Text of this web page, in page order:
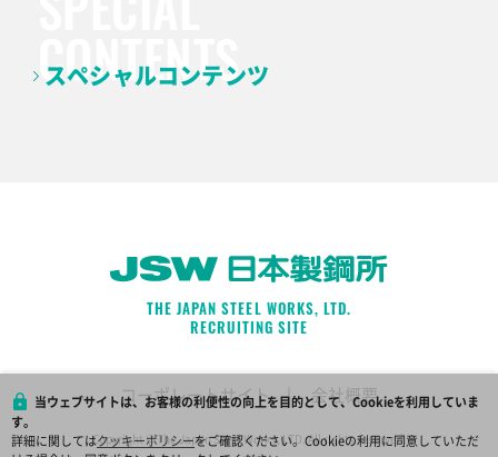
スペシャルコンテンツ
THE JAPAN STEEL WORKS, LTD.
RECRUITING SITE
コーポレートサイト|会社概要
Copyright © The Japan Steel Works, LTD. All rights reserved.
当ウェブサイトは、お客様の利便性の向上を目的として、Cookieを利用していま
す。
詳細に関してはクッキーポリシーをご確認ください。Cookieの利用に同意していただ